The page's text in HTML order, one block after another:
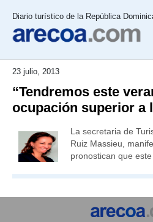
Diario turístico de la República
23 julio, 2013
“Tendremos este
ocupación superior a
La secretaria de
Ruiz Massieu,
pronostican que